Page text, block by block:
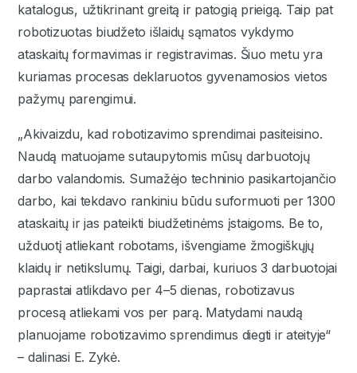
katalogus, užtikrinant greitą ir patogią prieigą. Taip pat
robotizuotas biudžeto išlaidų sąmatos vykdymo
ataskaitų formavimas ir registravimas. Šiuo metu yra
kuriamas procesas deklaruotos gyvenamosios vietos
pažymų parengimui.
„Akivaizdu, kad robotizavimo sprendimai pasiteisino.
Naudą matuojame sutaupytomis mūsų darbuotojų
darbo valandomis. Sumažėjo techninio pasikartojančio
darbo, kai tekdavo rankiniu būdu suformuoti per 1300
ataskaitų ir jas pateikti biudžetinėms įstaigoms. Be to,
užduotį atliekant robotams, išvengiame žmogiškųjų
klaidų ir netikslumų. Taigi, darbai, kuriuos 3 darbuotojai
paprastai atlikdavo per 4–5 dienas, robotizavus
procesą atliekami vos per parą. Matydami naudą
planuojame robotizavimo sprendimus diegti ir ateityje“
– dalinasi E. Zykė.